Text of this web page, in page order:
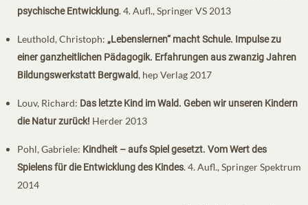
psychische Entwicklung. 4. Aufl., Springer VS 2013
Leuthold, Christoph: „Lebenslernen“ macht Schule. Impulse zu
einer ganzheitlichen Pädagogik. Erfahrungen aus zwanzig Jahren
Bildungswerkstatt Bergwald, hep Verlag 2017
Louv, Richard: Das letzte Kind im Wald. Geben wir unseren Kindern
die Natur zurück! Herder 2013
Pohl, Gabriele: Kindheit – aufs Spiel gesetzt. Vom Wert des
Spielens für die Entwicklung des Kindes. 4. Aufl., Springer Spektrum
2014